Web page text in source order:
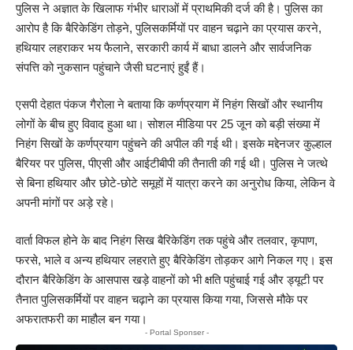
पुलिस ने अज्ञात के खिलाफ गंभीर धाराओं में प्राथमिकी दर्ज की है। पुलिस का
आरोप है कि बैरिकेडिंग तोड़ने, पुलिसकर्मियों पर वाहन चढ़ाने का प्रयास करने,
हथियार लहराकर भय फैलाने, सरकारी कार्य में बाधा डालने और सार्वजनिक
संपत्ति को नुकसान पहुंचाने जैसी घटनाएं हुईं हैं।
एसपी देहात पंकज गैरोला ने बताया कि कर्णप्रयाग में निहंग सिखों और स्थानीय
लोगों के बीच हुए विवाद हुआ था। सोशल मीडिया पर 25 जून को बड़ी संख्या में
निहंग सिखों के कर्णप्रयाग पहुंचने की अपील की गई थी। इसके मद्देनजर कुल्हाल
बैरियर पर पुलिस, पीएसी और आईटीबीपी की तैनाती की गई थी। पुलिस ने जत्थे
से बिना हथियार और छोटे-छोटे समूहों में यात्रा करने का अनुरोध किया, लेकिन वे
अपनी मांगों पर अड़े रहे।
वार्ता विफल होने के बाद निहंग सिख बैरिकेडिंग तक पहुंचे और तलवार, कृपाण,
फरसे, भाले व अन्य हथियार लहराते हुए बैरिकेडिंग तोड़कर आगे निकल गए। इस
दौरान बैरिकेडिंग के आसपास खड़े वाहनों को भी क्षति पहुंचाई गई और ड्यूटी पर
तैनात पुलिसकर्मियों पर वाहन चढ़ाने का प्रयास किया गया, जिससे मौके पर
अफरातफरी का माहौल बन गया।
- Portal Sponser -